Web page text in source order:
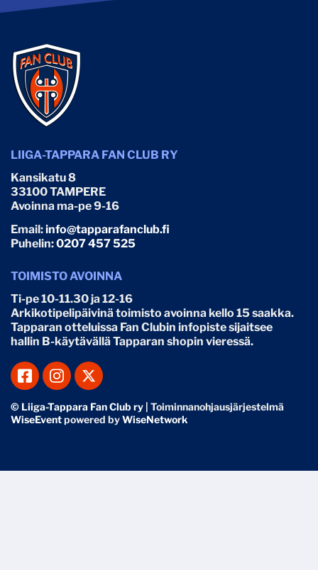
LIIGA-TAPPARA FAN CLUB RY
Kansikatu 8
33100 TAMPERE
Avoinna ma-pe 9-16
Email:info@tapparafanclub.fi
Puhelin:0207 457 525
TOIMISTO AVOINNA
Ti-pe 10-11.30 ja 12-16
Arkikotipelipäivinä toimisto avoinna kello 15 saakka.
Tapparan otteluissa Fan Clubin infopiste sijaitsee
hallin B-käytävällä Tapparan shopin vieressä.
© Liiga-Tappara Fan Club ry | Toiminnanohjausjärjestelmä
WiseEventpowered byWiseNetwork